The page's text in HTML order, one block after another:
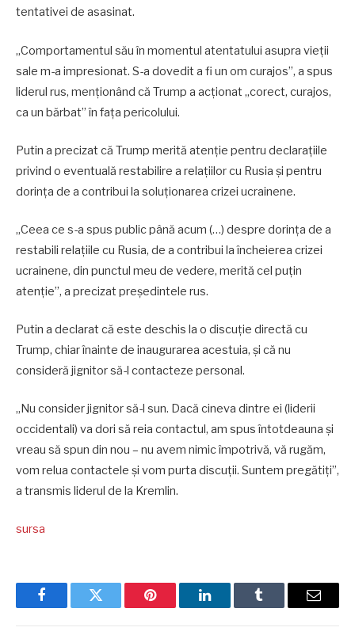
tentativei de asasinat.
„Comportamentul său în momentul atentatului asupra vieții
sale m-a impresionat. S-a dovedit a fi un om curajos”, a spus
liderul rus, menționând că Trump a acționat „corect, curajos,
ca un bărbat” în fața pericolului.
Putin a precizat că Trump merită atenție pentru declarațiile
privind o eventuală restabilire a relațiilor cu Rusia și pentru
dorința de a contribui la soluționarea crizei ucrainene.
„Ceea ce s-a spus public până acum (…) despre dorința de a
restabili relațiile cu Rusia, de a contribui la încheierea crizei
ucrainene, din punctul meu de vedere, merită cel puțin
atenție”, a precizat președintele rus.
Putin a declarat că este deschis la o discuție directă cu
Trump, chiar înainte de inaugurarea acestuia, și că nu
consideră jignitor să-l contacteze personal.
„Nu consider jignitor să-l sun. Dacă cineva dintre ei (liderii
occidentali) va dori să reia contactul, am spus întotdeauna și
vreau să spun din nou – nu avem nimic împotrivă, vă rugăm,
vom relua contactele și vom purta discuții. Suntem pregătiți”,
a transmis liderul de la Kremlin.
sursa
FacebookTwitter Pinterest LinkedInTumblr Email